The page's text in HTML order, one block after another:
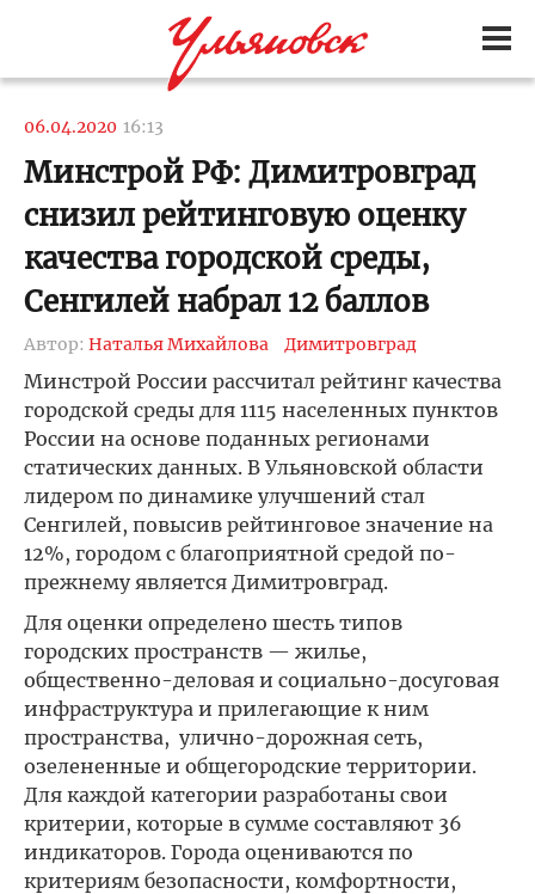
06.04.2020 16:13
Минстрой РФ: Димитровград
снизил рейтинговую оценку
качества городской среды,
Сенгилей набрал 12 баллов
Автор: Наталья Михайлова Димитровград
Минстрой России рассчитал рейтинг качества
городской среды для 1115 населенных пунктов
России на основе поданных регионами
статических данных. В Ульяновской области
лидером по динамике улучшений стал
Сенгилей, повысив рейтинговое значение на
12%, городом с благоприятной средой по-
прежнему является Димитровград.
Для оценки определено шесть типов
городских пространств — жилье,
общественно-деловая и социально-досуговая
инфраструктура и прилегающие к ним
пространства, улично-дорожная сеть,
озелененные и общегородские территории.
Для каждой категории разработаны свои
критерии, которые в сумме составляют 36
индикаторов. Города оцениваются по
критериям безопасности, комфортности,